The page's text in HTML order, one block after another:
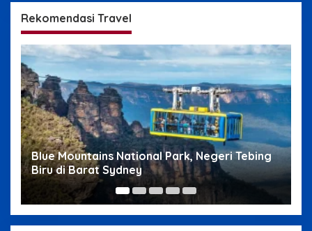
Rekomendasi Travel
Blue Mountains National Park, Negeri Tebing
Biru di Barat Sydney